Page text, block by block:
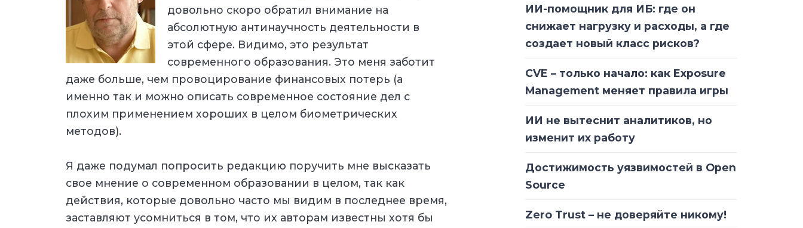
довольно скоро обратил внимание на
абсолютную антинаучность деятельности в
этой сфере. Видимо, это результат
современного образования. Это меня заботит
даже больше, чем провоцирование финансовых потерь (а
именно так и можно описать современное состояние дел с
плохим применением хороших в целом биометрических
методов).
Я даже подумал попросить редакцию поручить мне высказать
свое мнение о современном образовании в целом, так как
действия, которые довольно часто мы видим в последнее время,
заставляют усомниться в том, что их авторам известны хотя бы
ИИ-помощник для ИБ: где он
снижает нагрузку и расходы, а где
создает новый класс рисков?
CVE – только начало: как Exposure
Management меняет правила игры
ИИ не вытеснит аналитиков, но
изменит их работу
Достижимость уязвимостей в Open
Source
Zero Trust – не доверяйте никому!